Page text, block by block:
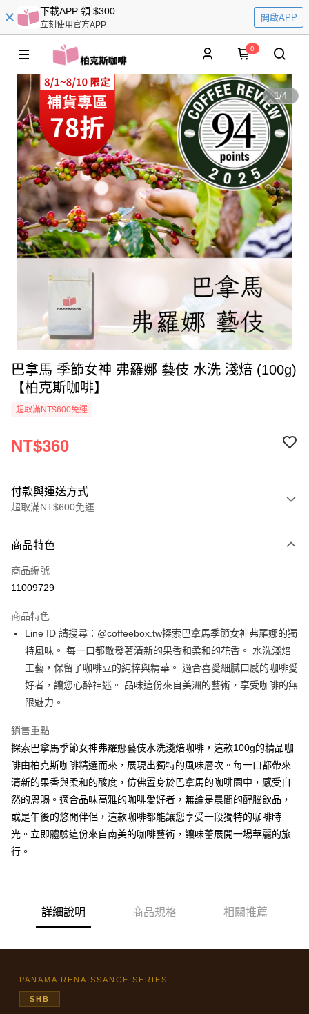
下載APP 領 $300
立刻使用官方APP
開啟APP
0
1/4
巴拿馬 季節女神 弗羅娜 藝伎 水洗 淺焙 (100g)
【柏克斯咖啡】
超取滿NT$600免運
NT$360
付款與運送方式
超取滿NT$600免運
信用卡一次付款
超商取貨付款
Apple Pay
街口支付
悠遊付
Google Pay
全盈+PAY
【關於「AFTEE先享後付」】
AFTEE先享後付是「在收到商品之後才付款」的支付方式。 讓您購物簡單
便利好安心！
１．簡單：不需註冊會員、不需綁卡、不需儲值。
２．便利：只要手機號碼，簡訊認證，即可結帳。
３．安心：先確認商品／服務後，再付款。
２．訂單成立數日內，您將收到繳費通知簡訊。
３．收到繳費通知簡訊後14天內，點擊此簡訊中的連結，可透過四大超商／
※ 請注意：結帳手續完成當下不需立刻繳費，但若您需要取消訂單，請聯絡
後付繳納相關費用。
是否繳費成功／繳費後需取消欲退款等相關疑問，請聯繫「AFTEE先享後付
ATM付款
運送方式
全家取貨付款
每筆NT$60，滿NT$600(含以上)免運費
付款後7-11取貨
每筆NT$60，滿NT$600(含以上)免運費
商品特色
商品編號
11009729
商品特色
Line ID 請搜尋：@coffeebox.tw探索巴拿馬季節女神弗羅娜的獨
特風味。 每一口都散發著清新的果香和柔和的花香。 水洗淺焙
工藝，保留了咖啡豆的純粹與精華。 適合喜愛細膩口感的咖啡愛
好者，讓您心醉神迷。 品味這份來自美洲的藝術，享受咖啡的無
限魅力。
銷售重點
探索巴拿馬季節女神弗羅娜藝伎水洗淺焙咖啡，這款100g的精品咖
啡由柏克斯咖啡精選而來，展現出獨特的風味層次。每一口都帶來
清新的果香與柔和的酸度，仿佛置身於巴拿馬的咖啡園中，感受自
然的恩賜。適合品味高雅的咖啡愛好者，無論是晨間的醒腦飲品，
或是午後的悠閒伴侶，這款咖啡都能讓您享受一段獨特的咖啡時
光。立即體驗這份來自南美的咖啡藝術，讓味蕾展開一場華麗的旅
行。
詳細說明 商品規格 相關推薦
PANAMA RENAISSANCE SERIES
SHB